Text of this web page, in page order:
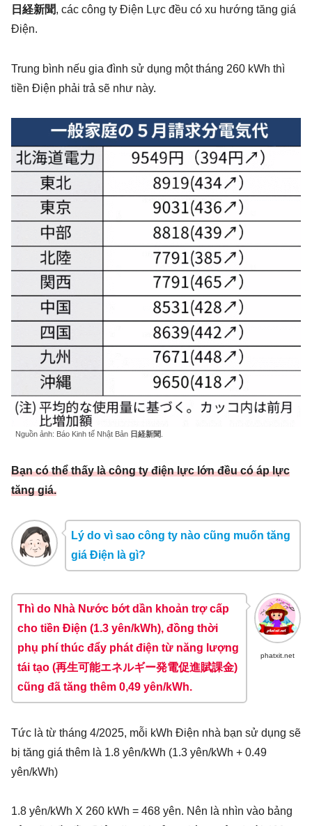
日経新聞, các công ty Điện Lực đều có xu hướng tăng giá
Điện.
Trung bình nếu gia đình sử dụng một tháng 260 kWh thì
tiền Điện phải trả sẽ như này.
Nguồn ảnh: Báo Kinh tế Nhật Bản 日経新聞
Bạn có thể thấy là công ty điện lực lớn đều có áp lực
tăng giá.
Lý do vì sao công ty nào cũng muốn tăng
giá Điện là gì?
phatxit.net
Thì do Nhà Nước bớt dần khoản trợ cấp
cho tiền Điện (1.3 yên/kWh), đồng thời
phụ phí thúc đẩy phát điện từ năng lượng
tái tạo (再生可能エネルギー発電促進賦課金)
cũng đã tăng thêm 0,49 yên/kWh.
Tức là từ tháng 4/2025, mỗi kWh Điện nhà bạn sử dụng sẽ
bị tăng giá thêm là 1.8 yên/kWh (1.3 yên/kWh + 0.49
yên/kWh)
1.8 yên/kWh X 260 kWh = 468 yên. Nên là nhìn vào bảng